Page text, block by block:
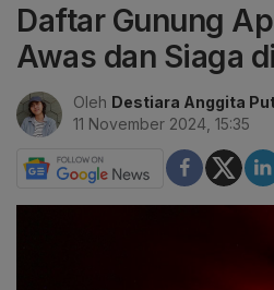
Daftar Gunung
Awas dan Siaga
Oleh Destiara Anggita
11 November 2024, 15:35